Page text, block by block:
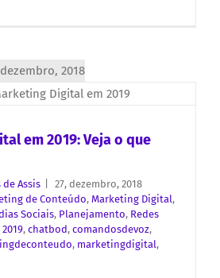
dezembro, 2018
em 2019: Veja o que
de Assis
27, dezembro, 2018
de Conteúdo, Marketing Digital,
Sociais, Planejamento, Redes
2019, chatbod, comandosdevoz,
, marketingdigital,